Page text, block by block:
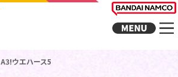
A3!ウエハース5